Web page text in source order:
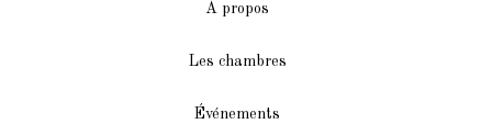
À propos
Les chambres
Événements